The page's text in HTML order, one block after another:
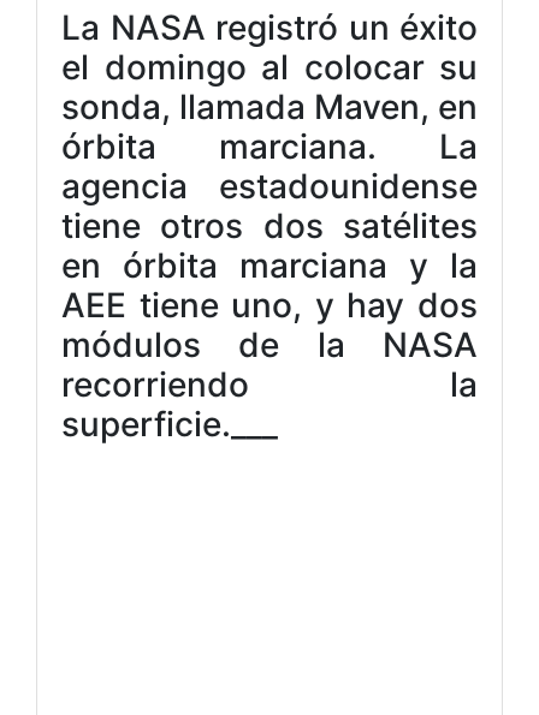
La NASA registró un éxito
el domingo al colocar su
sonda, llamada Maven, en
órbita marciana. La
agencia estadounidense
tiene otros dos satélites
en órbita marciana y la
AEE tiene uno, y hay dos
módulos de la NASA
recorriendo la
superficie.___